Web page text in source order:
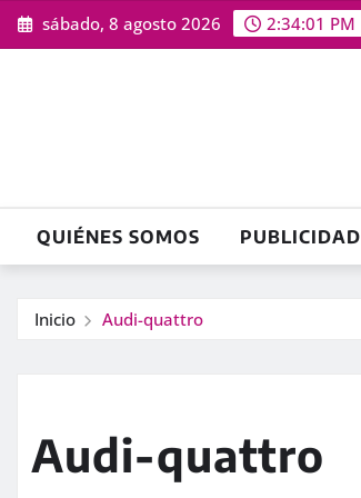
Saltar
al
sábado, 8 agosto 2026 2:34:02 PM
QUIÉNES SOMOS PUBLICIDAD
Inicio Audi-quattro
Audi-quattro